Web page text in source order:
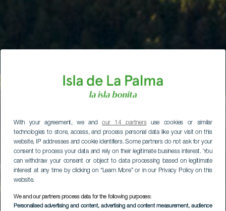
With your agreement, we andour 14 partnersuse cookies or similar
technologies to store, access, and process personal data like your visit on this
website, IP addresses and cookie identifiers. Some partners do not ask for your
consent to process your data and rely on their legitimate business interest. You
can withdraw your consent or object to data processing based on legitimate
interest at any time by clicking on “Learn More” or in our Privacy Policy on this
website.
We and our partners process data for the following purposes:
Personalised advertising and content, advertising and content measurement, audience